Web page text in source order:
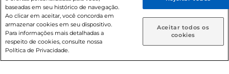
Caso queira comprar online, informe como deseja receber
suas compras:
Entrega em casa Retire em Loja
© 2026 Copyright. Todos os direitos
reservados Prezunic.
baseadas em seu histórico de navegação.
Ao clicar em aceitar, você concorda em
armazenar cookies em seu dispositivo.
Para informações mais detalhadas a
respeito de cookies, consulte nossa
Política de Privacidade.
Aceitar todos os
cookies